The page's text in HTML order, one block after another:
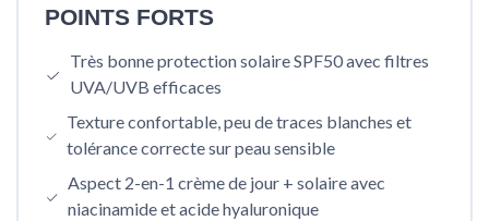
POINTS FORTS
Très bonne protection solaire SPF50 avec filtres
UVA/UVB efficaces
Texture confortable, peu de traces blanches et
tolérance correcte sur peau sensible
Aspect 2-en-1 crème de jour + solaire avec
niacinamide et acide hyaluronique